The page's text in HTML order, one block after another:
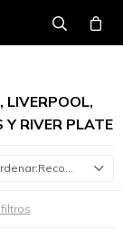
LIVERPOOL,
Y RIVER PLATE
Recomendados